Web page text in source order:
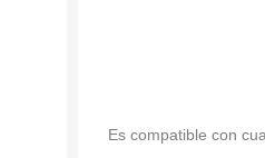
Es compatible con